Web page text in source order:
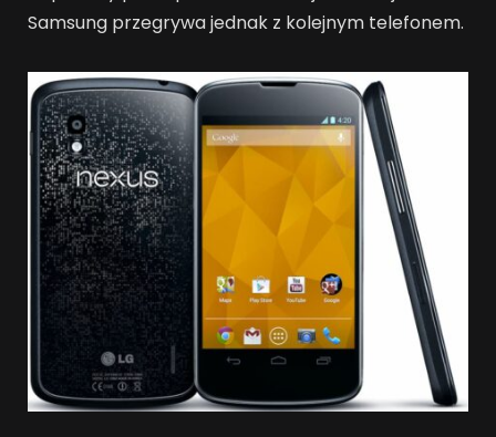
Samsung przegrywa jednak z kolejnym telefonem.